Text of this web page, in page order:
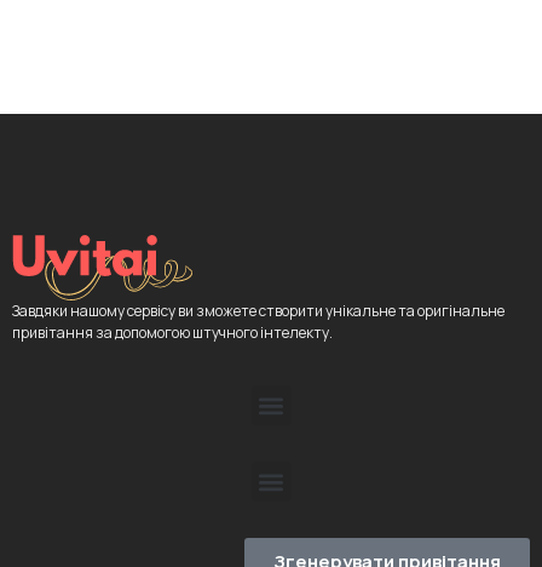
Завдяки нашому сервісу ви зможете створити унікальне та оригінальне
привітання за допомогою штучного інтелекту.
Згенерувати привітання